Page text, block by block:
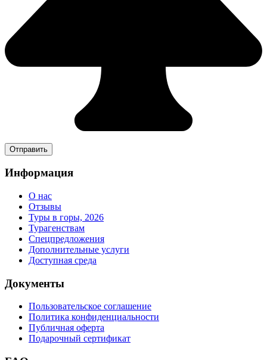
Информация
О нас
Отзывы
Туры в горы, 2026
Турагенствам
Спецпредложения
Дополнительные услуги
Доступная среда
Документы
Пользовательское соглашение
Политика конфиденциальности
Публичная оферта
Подарочный сертификат